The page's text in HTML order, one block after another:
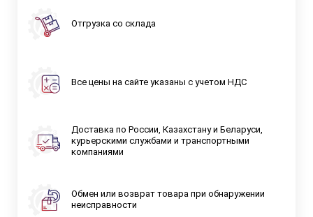
Отгрузка со склада
Все цены на сайте указаны с учетом НДС
Доставка по России, Казахстану и Беларуси,
курьерскими службами и транспортными
компаниями
Обмен или возврат товара при обнаружении
неисправности